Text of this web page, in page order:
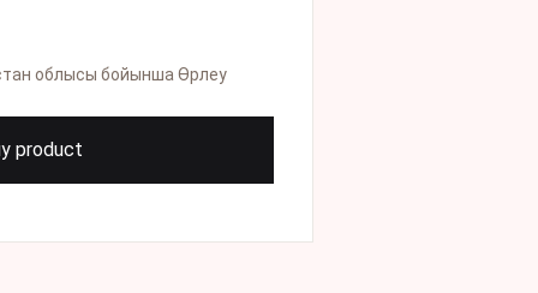
облысы бойынша Өрлеу
product